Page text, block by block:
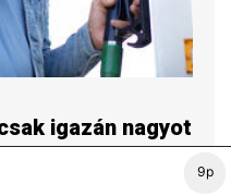
9p
igazán nagyot